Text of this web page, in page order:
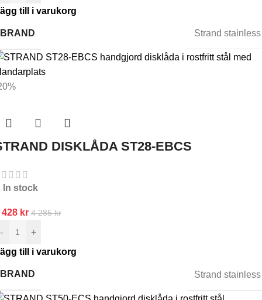
till i varukorg
BRAND Strand stainless
DISKLÅDA ST28-EBCS
In stock
428 kr 4 285kr
-
+
till i varukorg
BRAND Strand stainless